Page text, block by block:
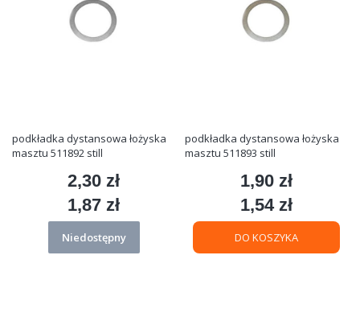
podkładka dystansowa łożyska
masztu 511892 still
Cena
2,30 zł
Cena
1,87 zł
Niedostępny
podkładka dystansowa łożyska
masztu 511893 still
Cena
1,90 zł
Cena
1,54 zł
DO KOSZYKA